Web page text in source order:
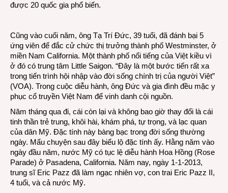
được 20 quốc gia phổ biến.
Cũng vào cuối năm, ông Tạ Trí Đức, 39 tuổi, đã đánh bại 5
ứng viên để đắc cử chức thị trưởng thành phố Westminster, ở
miền Nam California. Một thành phố nổi tiếng của Việt kiều vì
ở đó có trung tâm Little Saigon. “Đây là một bước tiến rất xa
trong tiến trình hội nhập vào đời sống chính trị của người Việt”
(VOA). Trong cuộc diễu hành, ông Đức và gia đình đều mặc y
phục cổ truyền Việt Nam để vinh danh cội nguồn.
Năm tháng qua đi, cái còn lại và không bao giờ thay đổi là cái
tinh thần trẻ trung, khôi hài, khám phá, tự trọng, và lạc quan
của dân Mỹ. Đặc tính này bàng bạc trong đời sống thường
ngày. Mẩu chuyện sau đây biểu lộ đặc tính ấy. Hằng năm vào
ngày đầu năm, nước Mỹ có tục lệ diễu hành Hoa Hồng (Rose
Parade) ở Pasadena, California. Năm nay, ngày 1-1-2013,
trung sĩ Eric Pazz đã làm ngạc nhiên vợ, con trai Eric Pazz II,
4 tuổi, và cả nước Mỹ.